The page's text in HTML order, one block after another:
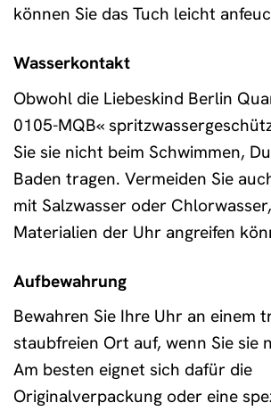
können Sie das Tuch leicht
Wasserkontakt
Obwohl die Liebeskind Berlin
0105-MQB«
Sie sie nicht beim Schwimmen,
Baden tragen. Vermeiden Sie
mit Salzwasser oder
Materialien der Uhr angreifen
Aufbewahrung
Bewahren Sie Ihre Uhr an einem
staubfreien Ort auf, wenn Sie sie
Am besten eignet sich dafür die
Originalverpackung oder eine